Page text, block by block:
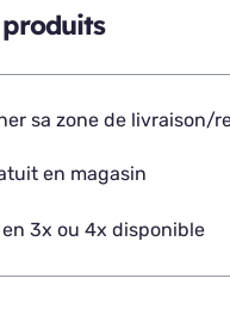
sa zone de livraison/
en magasin
3x ou 4x disponible